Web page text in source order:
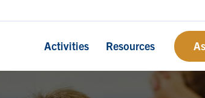
Activities Resources